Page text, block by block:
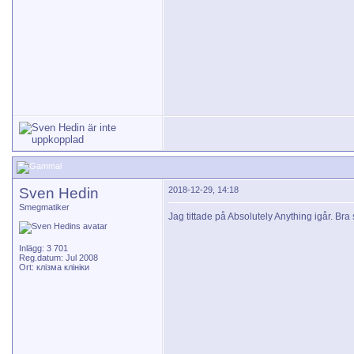
Sven Hedin
Smegmatiker
Inlägg: 3 701
Reg.datum: Jul 2008
Ort: клізма клініки
2018-12-29, 14:18
Jag tittade på Absolutely Anything igår. Bra